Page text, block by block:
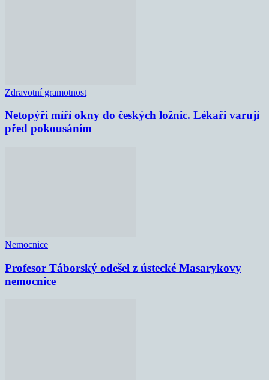
Zdravotní gramotnost
Netopýři míří okny do českých ložnic. Lékaři varují
před pokousáním
Nemocnice
Profesor Táborský odešel z ústecké Masarykovy
nemocnice